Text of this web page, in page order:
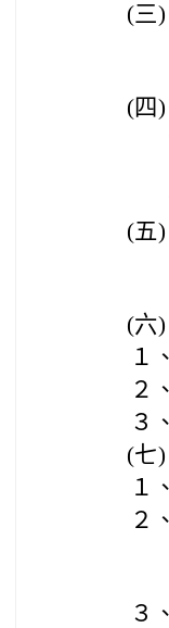
(三)
(四)
(五)
(六)
１、
２、
３、
(七)
１、
２、
３、